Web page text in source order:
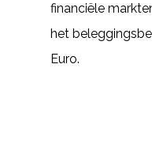
financiële
het
Euro.